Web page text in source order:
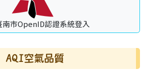
南市OpenID認證系統登入
AQI空氣品質